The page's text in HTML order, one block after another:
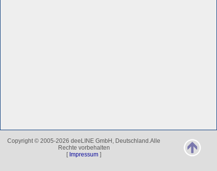
Copyright © 2005-2026 deeLINE GmbH, Deutschland.Alle
Rechte vorbehalten
[ Impressum ]